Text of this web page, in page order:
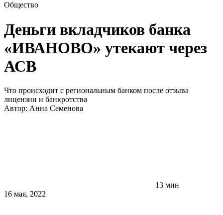
Общество
Деньги вкладчиков банка
«ИВАНОВО» утекают через
АСВ
Что происходит с региональным банком после отзыва
лицензии и банкротства
Автор: Анна Семенова
13 мин
16 мая, 2022